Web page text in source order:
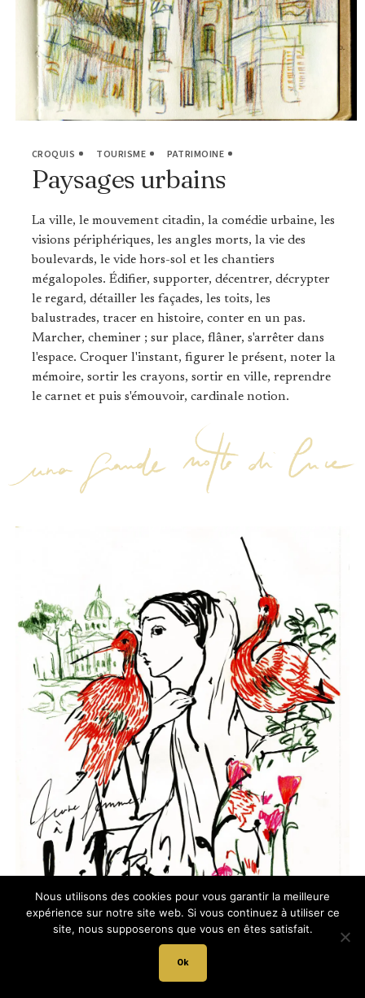
CROQUIS TOURISME PATRIMOINE
Paysages urbains
La ville, le mouvement citadin, la comédie urbaine, les
visions périphériques, les angles morts, la vie des
boulevards, le vide hors-sol et les chantiers
mégalopoles. Édifier, supporter, décentrer, décrypter
le regard, détailler les façades, les toits, les
balustrades, tracer en histoire, conter en un pas.
Marcher, cheminer ; sur place, flâner, s'arrêter dans
l'espace. Croquer l'instant, figurer le présent, noter la
mémoire, sortir les crayons, sortir en ville, reprendre
le carnet et puis s'émouvoir, cardinale notion.
Nous utilisons des cookies pour vous garantir la meilleure
expérience sur notre site web. Si vous continuez à utiliser ce
site, nous supposerons que vous en êtes satisfait.
Ok